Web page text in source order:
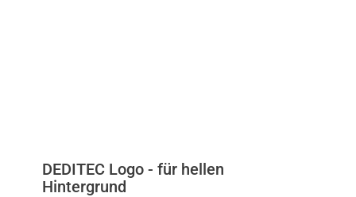
DEDITEC Logo - für hellen
Hintergrund